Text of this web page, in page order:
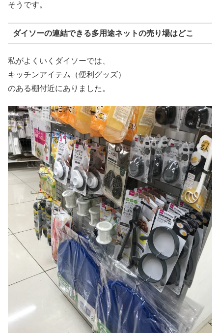
そうです。
ダイソーの連結できる多用途ネットの売り場はどこ
私がよくいくダイソーでは、
キッチンアイテム（便利グッズ）
のある棚付近にありました。